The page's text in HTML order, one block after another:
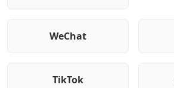
WeChat
TikTok